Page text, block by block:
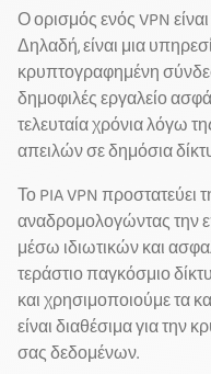
Ο ορισμός ενός VPN
Δηλαδή, είναι μια
κρυπτογραφημένη
δημοφιλές εργαλείο
τελευταία χρόνια λόγω
απειλών σε δημόσια
Το PIA VPN προστατεύει
αναδρομολογώντας την
μέσω ιδιωτικών και
τεράστιο παγκόσμιο
και χρησιμοποιούμε τα
είναι διαθέσιμα για
σας δεδομένων.